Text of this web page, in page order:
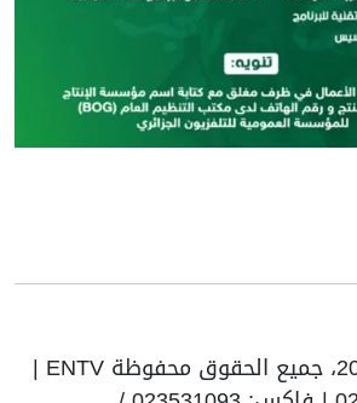
© حقوق النشر 2025، جميع الحقوق محفوظة ENTV |